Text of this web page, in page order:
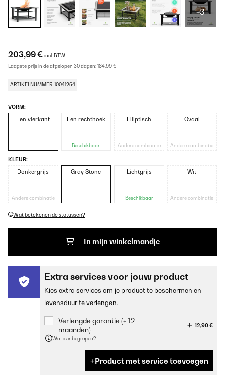
+3
203,99 € incl. BTW
Laagste prijs in de afgelopen 30 dagen:184,99 €
ARTIKELNUMMER: 10041254
VORM:
Een vierkant Een rechthoek
Beschikbaar
Elliptisch
Andere combinatie
Ovaal
Andere combinatie
KLEUR:
Donkergrijs
Andere combinatie
Gray Stone Lichtgrijs
Beschikbaar
Wit
Andere combinatie
Wat betekenen de statussen?
In mijn winkelmandje
Extra services voor jouw product
Kies extra services om je product te beschermen en
levensduur te verlengen.
Verlengde garantie (+ 12
maanden)
12,90 €
Wat is inbegrepen?
Product met service toevoegen